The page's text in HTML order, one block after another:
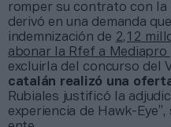
romper su contrato con
derivó en una demanda
indemnización de 2,12
abonar la Rfef a
excluirla del concurso del
catalán realizó una
Rubiales justificó la
experiencia de Hawk-